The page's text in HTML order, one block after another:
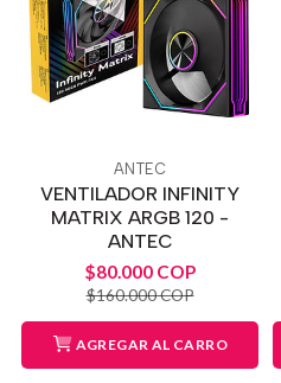
ANTEC
VENTILADOR INFINITY
MATRIX ARGB 120 -
ANTEC
$80.000 COP
$160.000 COP
AGREGAR AL CARRO